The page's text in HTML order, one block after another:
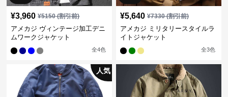
¥3,960 ¥5150(割引前)
アメカジ ヴィンテージ加工デニ
ムワークジャケット
全4色
¥5,640 ¥7330(割引前)
アメカジ ミリタリースタイルラ
イトジャケット
全3色
人気